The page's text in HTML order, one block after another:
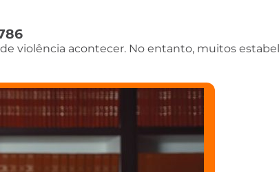
violência acontecer. No entanto, muitos